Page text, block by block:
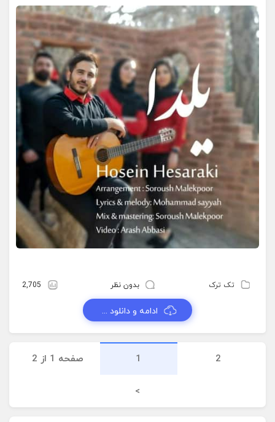
تک ترک بدون نظر 2,705
ادامه و دانلود ...
صفحه 1 از 2 1 2
>